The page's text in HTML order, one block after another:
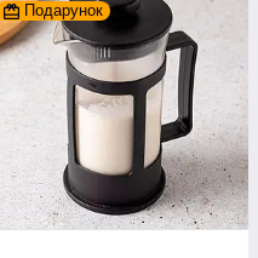
Подарунок